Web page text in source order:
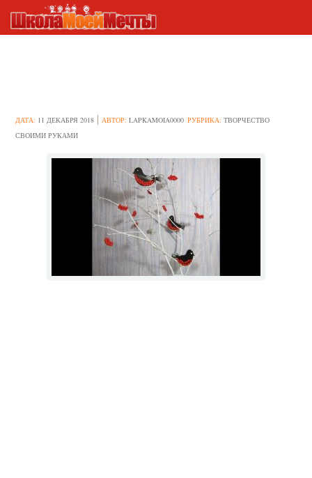
ДАТА: 11 ДЕКАБРЯ 2018 АВТОР:LAPKAMOIA0000 РУБРИКА:ТВОРЧЕСТВО
СВОИМИ РУКАМИ